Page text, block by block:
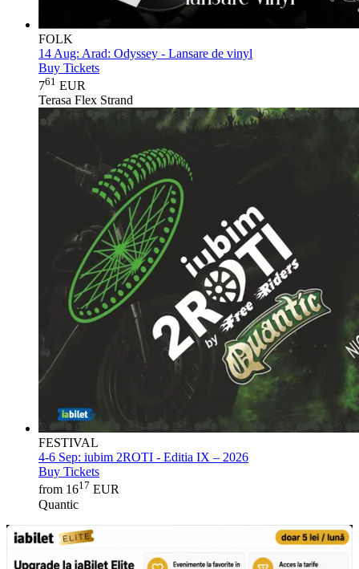
FOLK
14 Aug: Arad: Odyssey - Lansare de vinyl
Buy Tickets
761 EUR
Terasa Flex Strand
FESTIVAL
4-6 Sep: iubim 2ROTI - Editia IX – 2026
Buy Tickets
from 1617 EUR
Quantic